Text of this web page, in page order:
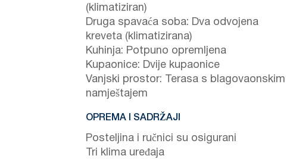
(klimatiziran)
Druga spavaća soba: Dva odvojena
kreveta (klimatizirana)
Kuhinja: Potpuno opremljena
Kupaonice: Dvije kupaonice
Vanjski prostor: Terasa s blagovaonskim
namještajem
OPREMA I SADRŽAJI
Posteljina i ručnici su osigurani
Tri klima uređaja